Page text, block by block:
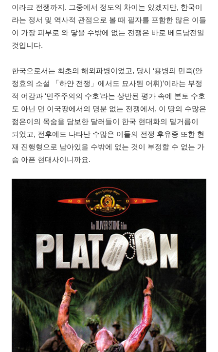
이라크 전쟁까지. 그중에서 정도의 차이는 있겠지만, 한국이
라는 정서 및 역사적 관점으로 볼 때 필자를 포함한 많은 이들
이 가장 피부로 와 닿을 수밖에 없는 전쟁은 바로 베트남전일
것입니다.
한국으로서는 최초의 해외파병이었고, 당시 ‘용병의 민족(안
정효의 소설 「하얀 전쟁」에서도 묘사된 어휘)’이라는 부정
적 어감과 ‘민주주의의 수호’라는 상반된 평가 속에 본토 수호
도 아닌 먼 이국땅에서의 명분 없는 전쟁에서, 이 땅의 수많은
젊은이의 목숨을 담보한 달러들이 한국 현대화의 밑거름이
되었고, 전후에도 나타난 수많은 이들의 전쟁 후유증 또한 현
재 진행형으로 남아있을 수밖에 없는 것이 부정할 수 없는 가
슴 아픈 현대사이니까요.